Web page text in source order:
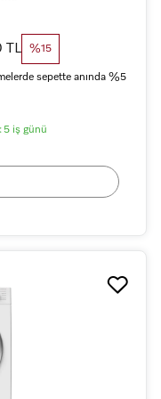
TL %15
sepette anında %5
5 iş günü